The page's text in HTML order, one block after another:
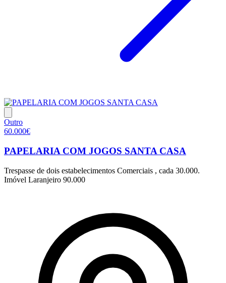
Outro
60.000€
PAPELARIA COM JOGOS SANTA CASA
Trespasse de dois estabelecimentos Comerciais , cada 30.000.
Imóvel Laranjeiro 90.000